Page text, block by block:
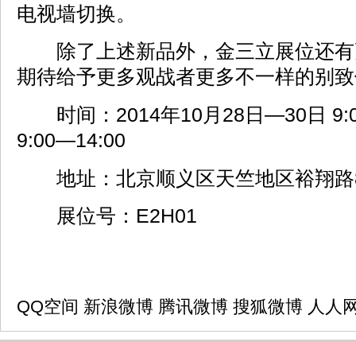
电视墙切换。
除了上述新品外，金三立展位还有
期待给予更多观战者更多不一样的别
时间：2014年10月28日—30日
9:00—14:00
地址：北京顺义区天竺地区裕翔路
展位号：E2H01
QQ空间 新浪微博 腾讯微博 搜狐微博 人人